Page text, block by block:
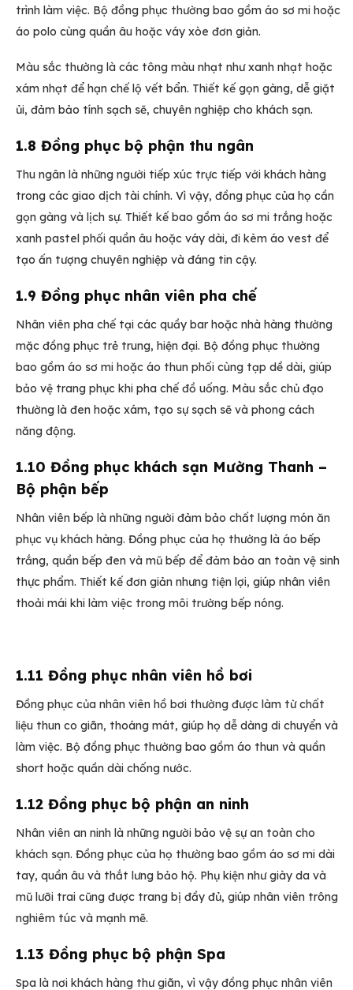
trình làm việc. Bộ đồng phục thường bao gồm áo sơ mi hoặc
áo polo cùng quần âu hoặc váy xòe đơn giản.
Màu sắc thường là các tông màu nhạt như xanh nhạt hoặc
xám nhạt để hạn chế lộ vết bẩn. Thiết kế gọn gàng, dễ giặt
ủi, đảm bảo tính sạch sẽ, chuyên nghiệp cho khách sạn.
1.8 Đồng phục bộ phận thu ngân
Thu ngân là những người tiếp xúc trực tiếp với khách hàng
trong các giao dịch tài chính. Vì vậy, đồng phục của họ cần
gọn gàng và lịch sự. Thiết kế bao gồm áo sơ mi trắng hoặc
xanh pastel phối quần âu hoặc váy dài, đi kèm áo vest để
tạo ấn tượng chuyên nghiệp và đáng tin cậy.
1.9 Đồng phục nhân viên pha chế
Nhân viên pha chế tại các quầy bar hoặc nhà hàng thường
mặc đồng phục trẻ trung, hiện đại. Bộ đồng phục thường
bao gồm áo sơ mi hoặc áo thun phối cùng tạp dề dài, giúp
bảo vệ trang phục khi pha chế đồ uống. Màu sắc chủ đạo
thường là đen hoặc xám, tạo sự sạch sẽ và phong cách
năng động.
1.10 Đồng phục khách sạn Mường Thanh –
Bộ phận bếp
Nhân viên bếp là những người đảm bảo chất lượng món ăn
phục vụ khách hàng. Đồng phục của họ thường là áo bếp
trắng, quần bếp đen và mũ bếp để đảm bảo an toàn vệ sinh
thực phẩm. Thiết kế đơn giản nhưng tiện lợi, giúp nhân viên
thoải mái khi làm việc trong môi trường bếp nóng.
1.11 Đồng phục nhân viên hồ bơi
Đồng phục của nhân viên hồ bơi thường được làm từ chất
liệu thun co giãn, thoáng mát, giúp họ dễ dàng di chuyển và
làm việc. Bộ đồng phục thường bao gồm áo thun và quần
short hoặc quần dài chống nước.
1.12 Đồng phục bộ phận an ninh
Nhân viên an ninh là những người bảo vệ sự an toàn cho
khách sạn. Đồng phục của họ thường bao gồm áo sơ mi dài
tay, quần âu và thắt lưng bảo hộ. Phụ kiện như giày da và
mũ lưỡi trai cũng được trang bị đầy đủ, giúp nhân viên trông
nghiêm túc và mạnh mẽ.
1.13 Đồng phục bộ phận Spa
Spa là nơi khách hàng thư giãn, vì vậy đồng phục nhân viên